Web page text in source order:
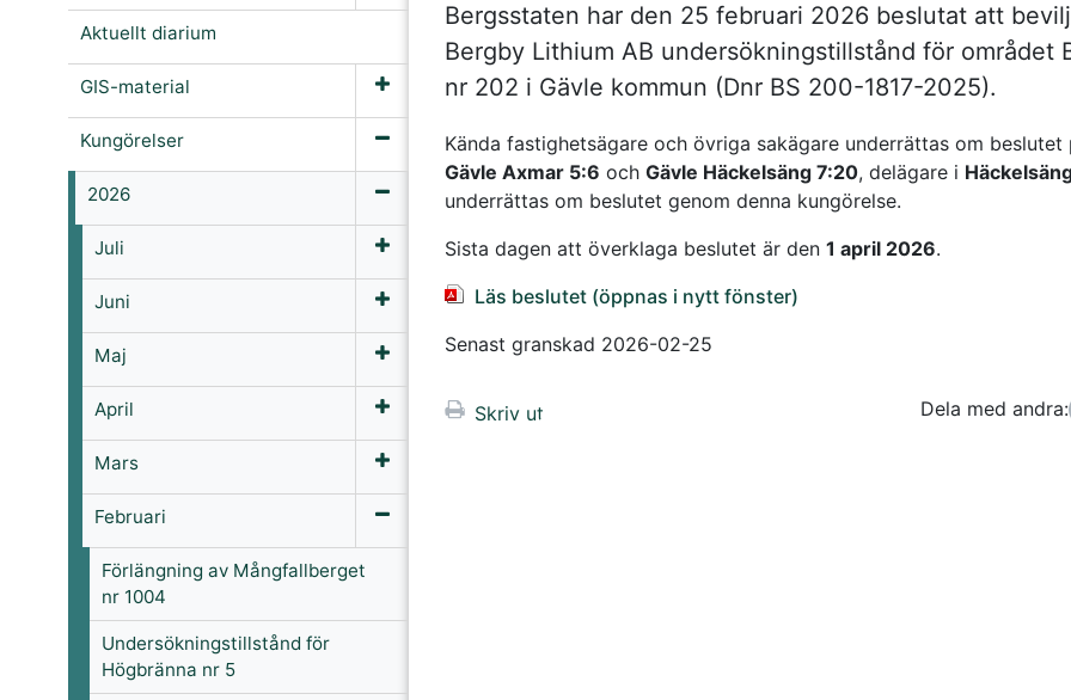
Aktuellt diarium
GIS-material
Kungörelser
2026
Juli
Juni
Maj
April
Mars
Februari
Förlängning av Mångfallberget
nr 1004
Undersökningstillstånd för
Högbränna nr 5
Bergsstaten har den 25 februari 2026 beslutat att
Bergby Lithium AB undersökningstillstånd för området
nr 202 i Gävle kommun (Dnr BS 200-1817-2025).
Kända fastighetsägare och övriga sakägare underrättas om beslutet
Gävle Axmar 5:6 och Gävle Häckelsäng 7:20, delägare i
underrättas om beslutet genom denna kungörelse.
Sista dagen att överklaga beslutet är den 1 april 2026.
Läs beslutet (öppnas i nytt fönster)
Senast granskad 2026-02-25
Skriv ut Dela med andra: